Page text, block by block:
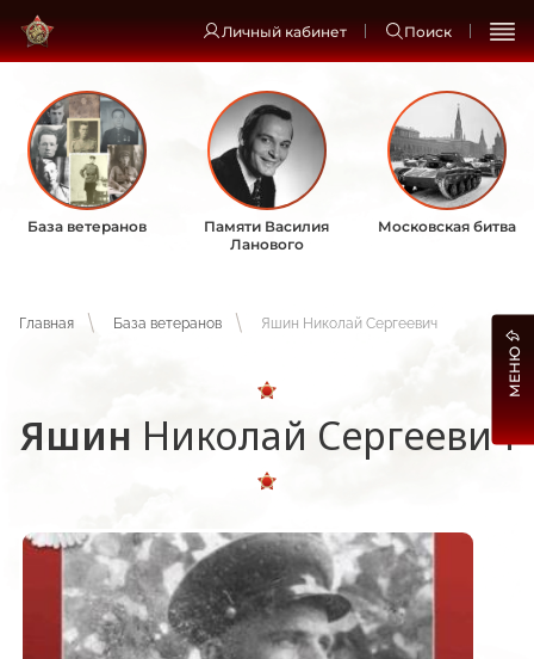
Личный кабинет Поиск
База ветеранов
Памяти Василия
Ланового
Московская битва
Главная База ветеранов Яшин Николай Сергеевич
Яшин Николай Сергеевич
МЕНЮ